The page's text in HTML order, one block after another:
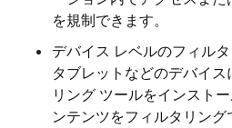
を規制できます。
デバイス レベルのフィルタ
タブレットなどのデバイ
リング ツールをインスト
ンテンツをフィルタリング